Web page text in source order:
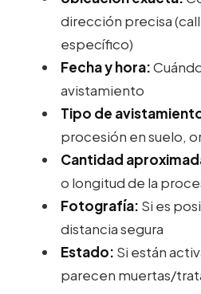
dirección precisa
específico)
Fecha y hora:
avistamiento
Tipo de
procesión en suelo,
Cantidad
o longitud de la
Fotografía: Si es
distancia segura
Estado: Si están
parecen muertas/